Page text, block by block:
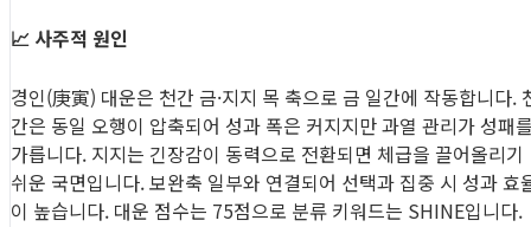
📈 사주적 원인
경인(庚寅) 대운은 천간 금·지지 목 축으로 금 일간에 작동합니다.
간은 동일 오행이 압축되어 성과 폭은 커지지만 과열 관리가 성패
가릅니다. 지지는 긴장감이 동력으로 전환되면 체급을 끌어올리기
쉬운 국면입니다. 보완축 일부와 연결되어 선택과 집중 시 성과 효
이 높습니다. 대운 점수는 75점으로 분류 키워드는 SHINE입니다.